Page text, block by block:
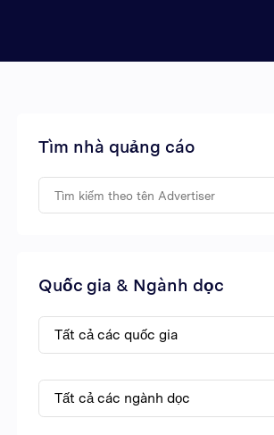
Tìm nhà quảng cáo
Quốc gia & Ngành dọc